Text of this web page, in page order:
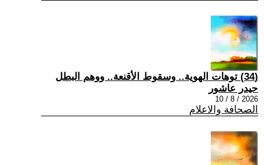
(34) توهات الهوية.. وسقوط الأقنعة.. ووهم البطل
حيدر عاشور
2026 / 8 / 10
الصحافة والاعلام